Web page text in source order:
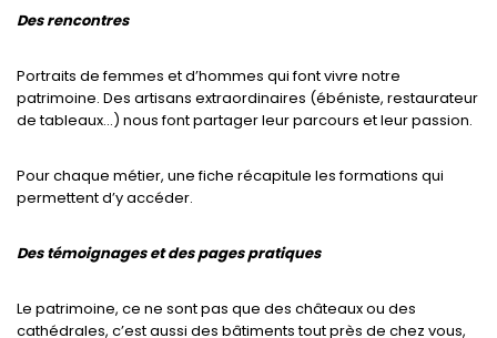
Des rencontres
Portraits de femmes et d’hommes qui font vivre notre
patrimoine. Des artisans extraordinaires (ébéniste, restaurateur
de tableaux…) nous font partager leur parcours et leur passion.
Pour chaque métier, une fiche récapitule les formations qui
permettent d’y accéder.
Des témoignages et des pages pratiques
Le patrimoine, ce ne sont pas que des châteaux ou des
cathédrales, c’est aussi des bâtiments tout près de chez vous,